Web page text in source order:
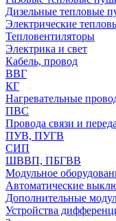
Дизельные тепловые
Электрические
Тепловентиляторы
Электрика и свет
Кабель, провод
ВВГ
КГ
Нагревательные
ПВС
Провода связи и
ПУВ, ПУГВ
СИП
ШВВП, ПБГВВ
Модульное
Автоматические
Дополнительные
Устройства